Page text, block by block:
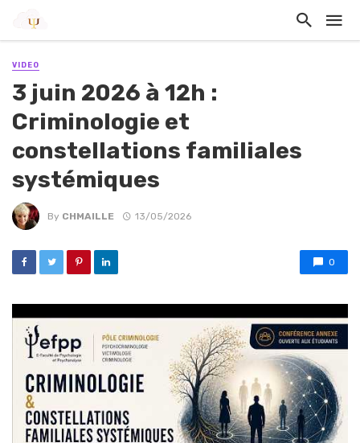
VIDEO
3 juin 2026 à 12h :
Criminologie et
constellations familiales
systémiques
By CHMAILLE 13/05/2026
0